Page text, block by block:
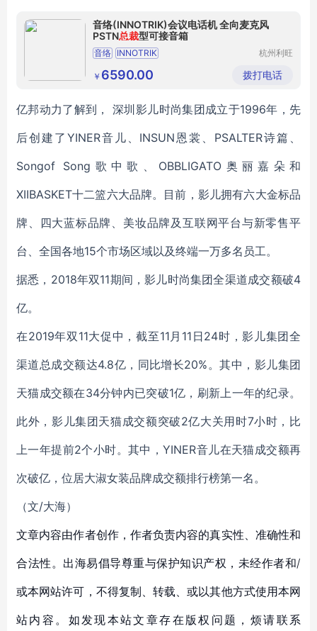
音络(INNOTRIK)会议电话机 全向麦克风
PSTN总裁型可接音箱
音络 INNOTRIK
会议电话机PSTN总裁型可接音箱大型会议
供应
广电通信
杭州利旺
有限公司
￥ 6590.00 拨打电话
亿邦动力了解到， 深圳影儿时尚集团成立于1996年，先
后创建了YINER音儿、INSUN恩裳、PSALTER诗篇、
Songof Song歌中歌、OBBLIGATO奥丽嘉朵和
XIIBASKET十二篮六大品牌。目前，影儿拥有六大金标品
牌、四大蓝标品牌、美妆品牌及互联网平台与新零售平
台、全国各地15个市场区域以及终端一万多名员工。
据悉，2018年双11期间，影儿时尚集团全渠道成交额破4
亿。
在2019年双11大促中，截至11月11日24时，影儿集团全
渠道总成交额达4.8亿，同比增长20%。其中，影儿集团
天猫成交额在34分钟内已突破1亿，刷新上一年的纪录。
此外，影儿集团天猫成交额突破2亿大关用时7小时，比
上一年提前2个小时。其中，YINER音儿在天猫成交额再
次破亿，位居大淑女装品牌成交额排行榜第一名。
（文/大海）
文章内容由作者创作，作者负责内容的真实性、准确性和
合法性。出海易倡导尊重与保护知识产权，未经作者和/
或本网站许可，不得复制、转载、或以其他方式使用本网
站内容。如发现本站文章存在版权问题，烦请联系